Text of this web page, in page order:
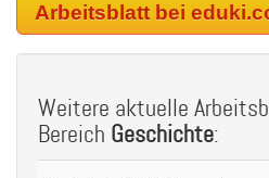
Arbeitsblatt bei
Weitere aktuelle
Bereich Geschichte: